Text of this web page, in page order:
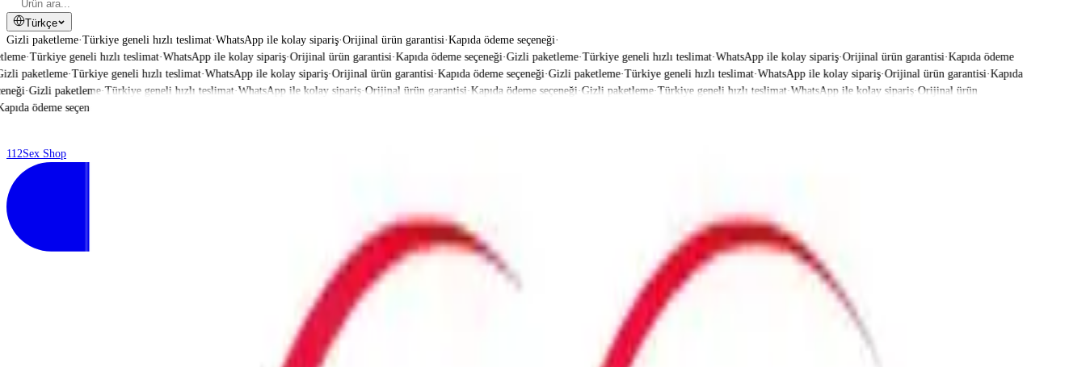
Türkçe
Gizli paketleme·Türkiye geneli hızlı teslimat·WhatsApp ile kolay sipariş·Orijinal ürün garantisi·Kapıda ödeme seçeneği·
·Türkiye geneli hızlı teslimat·WhatsApp ile kolay sipariş·Orijinal ürün garantisi·Kapıda ödeme seçeneği·Gizli paketleme·Türkiye geneli hızlı teslimat·WhatsApp ile kolay sipariş·Orijinal ürün garantisi·Kapıda ödeme
paketleme·Türkiye geneli hızlı teslimat·WhatsApp ile kolay sipariş·Orijinal ürün garantisi·Kapıda ödeme seçeneği·Gizli paketleme·Türkiye geneli hızlı teslimat·WhatsApp ile kolay sipariş·Orijinal ürün garantisi·Kapıda
·Gizli paketleme·Türkiye geneli hızlı teslimat·WhatsApp ile kolay sipariş·Orijinal ürün garantisi·Kapıda ödeme seçeneği·Gizli paketleme·Türkiye geneli hızlı teslimat·WhatsApp ile kolay sipariş·Orijinal ürün
ödeme seçeneği
112Sex Shop